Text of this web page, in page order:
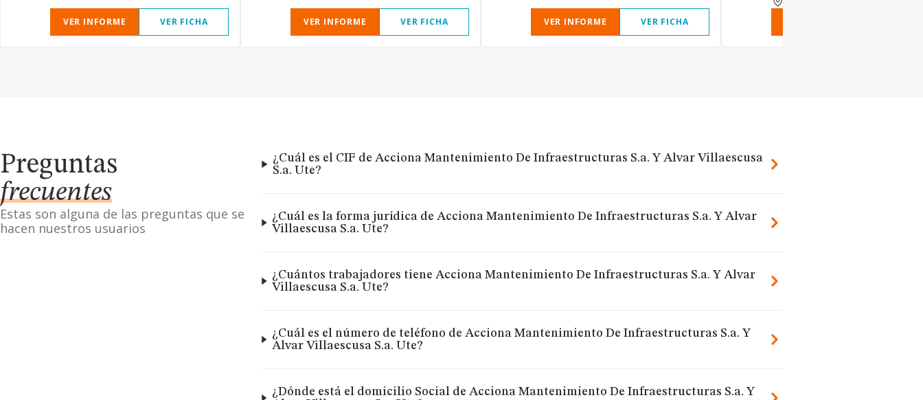
VER INFORME VER FICHA VER INFORME VER FICHA VER INFORME VER FICHA
Preguntas
frecuentes
Estas son alguna de las preguntas que se
hacen nuestros usuarios
¿Cuál es el CIF de Acciona Mantenimiento De Infraestructuras S.a. Y Alvar Villaescusa
S.a. Ute?
¿Cuál es la forma jurídica de Acciona Mantenimiento De Infraestructuras S.a. Y Alvar
Villaescusa S.a. Ute?
¿Cuántos trabajadores tiene Acciona Mantenimiento De Infraestructuras S.a. Y Alvar
Villaescusa S.a. Ute?
¿Cuál es el número de teléfono de Acciona Mantenimiento De Infraestructuras S.a. Y
Alvar Villaescusa S.a. Ute?
¿Dónde está el domicilio Social de Acciona Mantenimiento De Infraestructuras S.a. Y